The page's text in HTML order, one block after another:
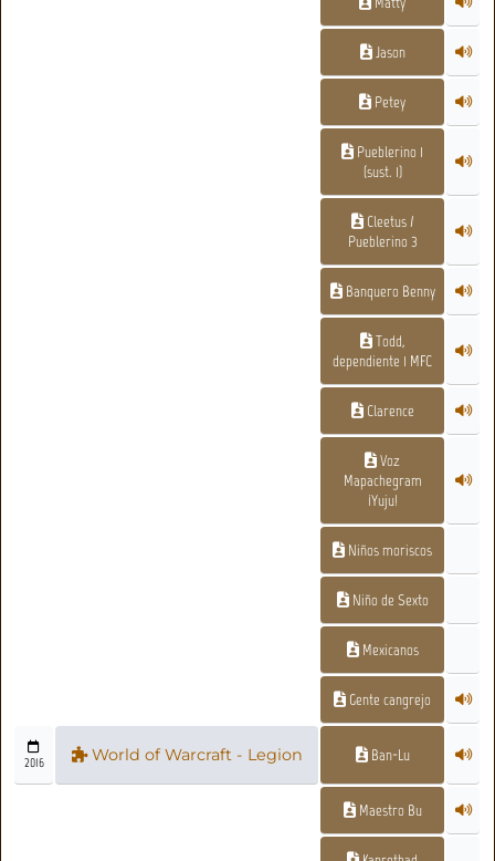
Jason
Petey
Pueblerino 1
(sust. 1)
Cleetus /
Pueblerino 3
Banquero Benny
Todd,
dependiente 1 MFC
Clarence
Voz
Mapachegram
¡Yuju!
Niños moriscos
Niño de Sexto
Mexicanos
Gente cangrejo
2016 World of Warcraft - Legion Ban-Lu
Maestro Bu